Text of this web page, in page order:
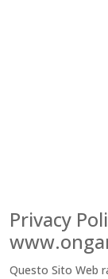
Privacy
Questo Sito Web